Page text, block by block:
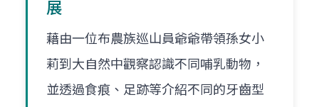
展
藉由一位布農族巡山員爺爺帶領孫女小
莉到大自然中觀察認識不同哺乳動物，
並透過食痕、足跡等介紹不同的牙齒型